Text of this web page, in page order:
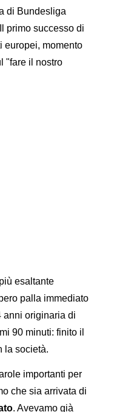
di Bundesliga
primo successo di
europei, momento
"fare il nostro
esaltante
palla immediato
anni originaria di
90 minuti: finito il
la società.
importanti per
che sia arrivata di
. Avevamo già